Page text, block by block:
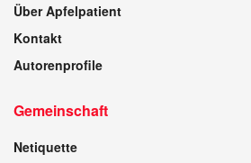
Über Apfelpatient
Kontakt
Autorenprofile
Gemeinschaft
Netiquette